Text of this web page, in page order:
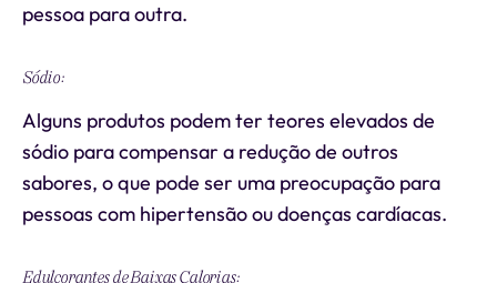
pessoa para outra.
Sódio:
Alguns produtos podem ter teores elevados de
sódio para compensar a redução de outros
sabores, o que pode ser uma preocupação para
pessoas com hipertensão ou doenças cardíacas.
Edulcorantes de Baixas Calorias: